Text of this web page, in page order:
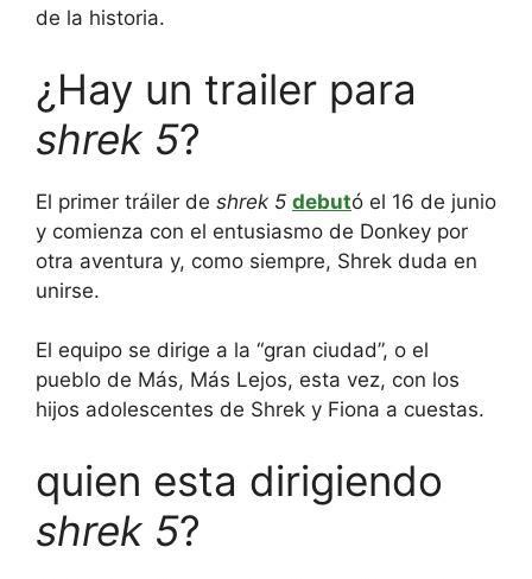
de la historia.
¿Hay un trailer para
shrek 5?
El primer tráiler de shrek 5 debutó el 16 de junio
y comienza con el entusiasmo de Donkey por
otra aventura y, como siempre, Shrek duda en
unirse.
El equipo se dirige a la “gran ciudad”, o el
pueblo de Más, Más Lejos, esta vez, con los
hijos adolescentes de Shrek y Fiona a cuestas.
quien esta dirigiendo
shrek 5?